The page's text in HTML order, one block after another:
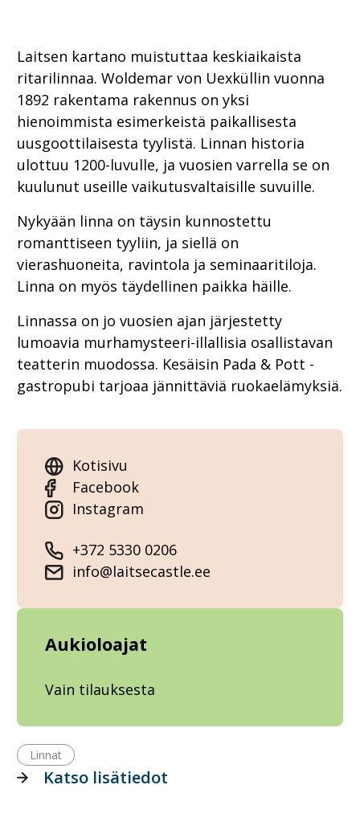
Laitsen kartano muistuttaa keskiaikaista
ritarilinnaa. Woldemar von Uexküllin vuonna
1892 rakentama rakennus on yksi
hienoimmista esimerkeistä paikallisesta
uusgoottilaisesta tyylistä. Linnan historia
ulottuu 1200-luvulle, ja vuosien varrella se on
kuulunut useille vaikutusvaltaisille suvuille.
Nykyään linna on täysin kunnostettu
romanttiseen tyyliin, ja siellä on
vierashuoneita, ravintola ja seminaaritiloja.
Linna on myös täydellinen paikka häille.
Linnassa on jo vuosien ajan järjestetty
lumoavia murhamysteeri-illallisia osallistavan
teatterin muodossa. Kesäisin Pada & Pott -
gastropubi tarjoaa jännittäviä ruokaelämyksiä.
Kotisivu
Facebook
Instagram
+372 5330 0206
info@laitsecastle.ee
Aukioloajat
Vain tilauksesta
Linnat
Katso lisätiedot